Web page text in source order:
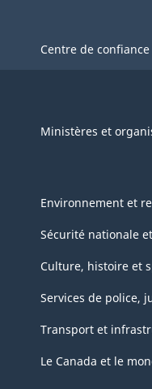
Centre de confiance
Ministères et
Environnement et
Sécurité nationale
Culture, histoire et
Services de police,
Transport et
Le Canada et le